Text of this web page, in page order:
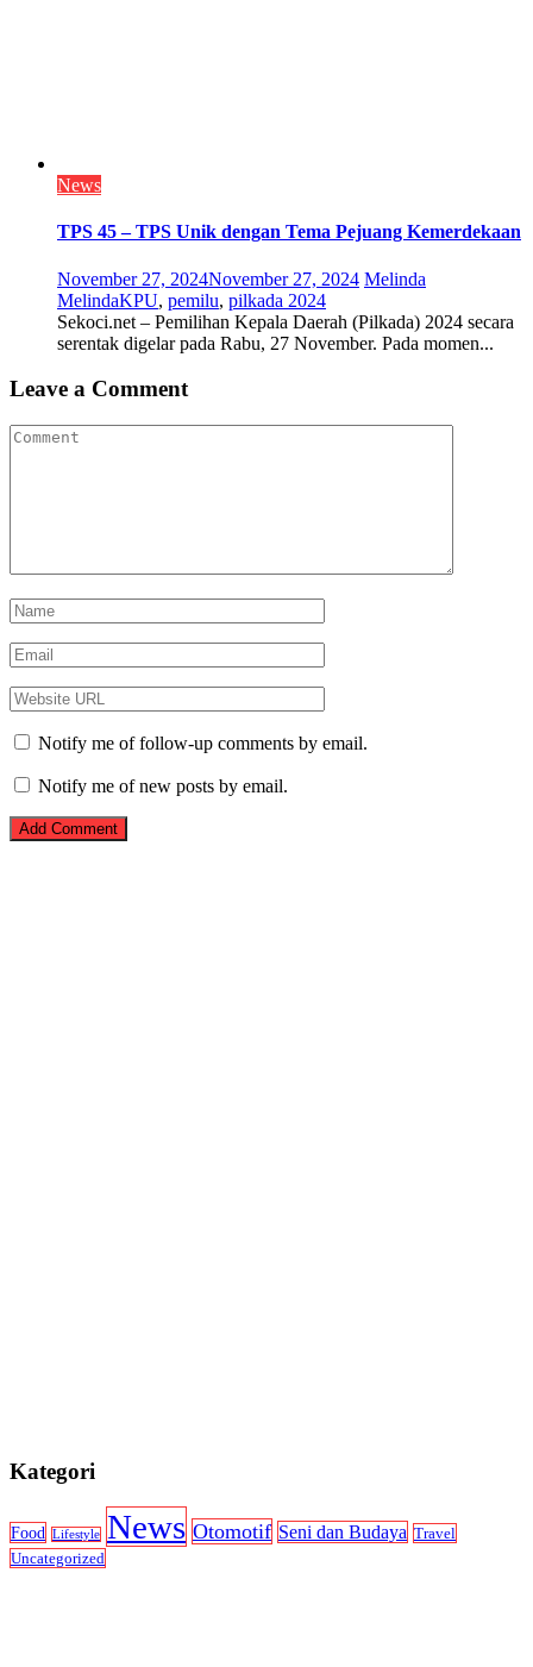
News
TPS 45 – TPS Unik dengan Tema Pejuang Kemerdekaan
November 27, 2024November 27, 2024 Melinda
MelindaKPU, pemilu, pilkada 2024
Sekoci.net – Pemilihan Kepala Daerah (Pilkada) 2024 secara
serentak digelar pada Rabu, 27 November. Pada momen...
Leave a Comment
Notify me of follow-up comments by email.
Notify me of new posts by email.
Kategori
Food Lifestyle News Otomotif Seni dan Budaya Travel
Uncategorized